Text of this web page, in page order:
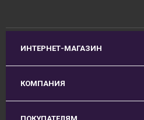
ИНТЕРНЕТ-МАГАЗИН
КОМПАНИЯ